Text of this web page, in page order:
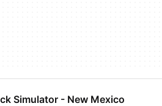
Simulator - New Mexico